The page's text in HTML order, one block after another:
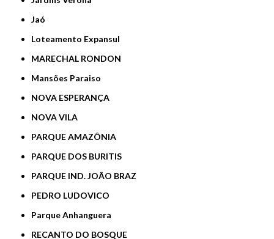
Jaó
Loteamento Expansul
MARECHAL RONDON
Mansões Paraiso
NOVA ESPERANÇA
NOVA VILA
PARQUE AMAZÔNIA
PARQUE DOS BURITIS
PARQUE IND. JOÃO BRAZ
PEDRO LUDOVICO
Parque Anhanguera
RECANTO DO BOSQUE